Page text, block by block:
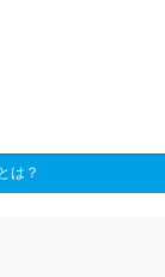
は？